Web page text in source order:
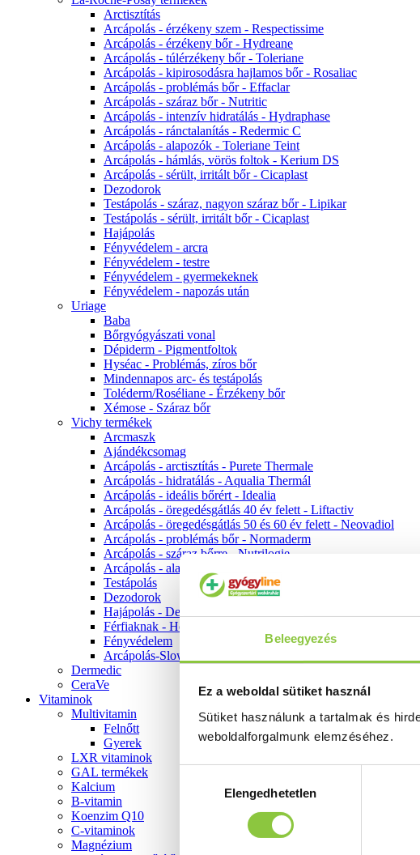
Beleegyezés
Ez a weboldal sütiket használ
Sütiket használunk a tartalmak és
weboldalforgalmunk elemzéséhez.
kiválasztásaElengedhetetlen
Arctisztítás
Arcápolás - érzékeny szem - Respectissime
Arcápolás - érzékeny bőr - Hydreane
Arcápolás - túlérzékeny bőr - Toleriane
Arcápolás - kipirosodásra hajlamos bőr - Rosaliac
Arcápolás - problémás bőr - Effaclar
Arcápolás - száraz bőr - Nutritic
Arcápolás - intenzív hidratálás - Hydraphase
Arcápolás - ránctalanítás - Redermic C
Arcápolás - alapozók - Toleriane Teint
Arcápolás - hámlás, vörös foltok - Kerium DS
Arcápolás - sérült, irritált bőr - Cicaplast
Dezodorok
Testápolás - száraz, nagyon száraz bőr - Lipikar
Testápolás - sérült, irritált bőr - Cicaplast
Hajápolás
Fényvédelem - arcra
Fényvédelem - testre
Fényvédelem - gyermekeknek
Fényvédelem - napozás után
Uriage
Baba
Bőrgyógyászati vonal
Dépiderm - Pigmentfoltok
Hyséac - Problémás, zíros bőr
Mindennapos arc- és testápolás
Toléderm/Roséliane - Érzékeny bőr
Xémose - Száraz bőr
Vichy termékek
Arcmaszk
Ajándékcsomag
Arcápolás - arctisztítás - Purete Thermale
Arcápolás - hidratálás - Aqualia Thermál
Arcápolás - ideális bőrért - Idealia
Arcápolás - öregedésgátlás 40 év felett - Liftactiv
Arcápolás - öregedésgátlás 50 és 60 év felett - Neovadiol
Arcápolás - problémás bőr - Normaderm
Arcápolás - száraz bőrre - Nutrilogie
Arcápolás - alapozók
Testápolás
Dezodorok
Hajápolás - Dercos
Férfiaknak - Homme
Fényvédelem
Arcápolás-Slow Age
Dermedic
CeraVe
Vitaminok
Multivitamin
Felnőtt
Gyerek
LXR vitaminok
GAL termékek
Kalcium
B-vitamin
Koenzim Q10
C-vitaminok
Magnézium